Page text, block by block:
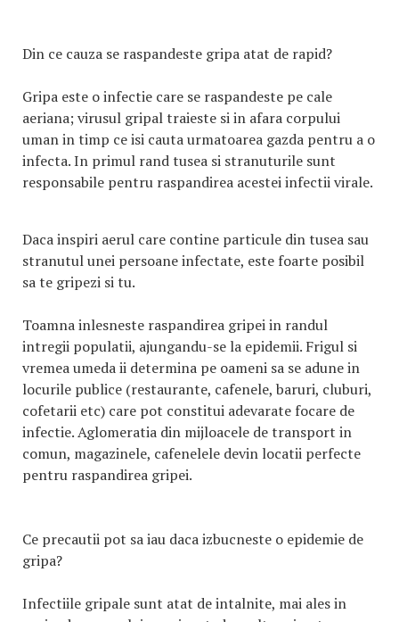
Din ce cauza se raspandeste gripa atat de rapid?
Gripa este o infectie care se raspandeste pe cale
aeriana; virusul gripal traieste si in afara corpului
uman in timp ce isi cauta urmatoarea gazda pentru a o
infecta. In primul rand tusea si stranuturile sunt
responsabile pentru raspandirea acestei infectii virale.
Daca inspiri aerul care contine particule din tusea sau
stranutul unei persoane infectate, este foarte posibil
sa te gripezi si tu.
Toamna inlesneste raspandirea gripei in randul
intregii populatii, ajungandu-se la epidemii. Frigul si
vremea umeda ii determina pe oameni sa se adune in
locurile publice (restaurante, cafenele, baruri, cluburi,
cofetarii etc) care pot constitui adevarate focare de
infectie. Aglomeratia din mijloacele de transport in
comun, magazinele, cafenelele devin locatii perfecte
pentru raspandirea gripei.
Ce precautii pot sa iau daca izbucneste o epidemie de
gripa?
Infectiile gripale sunt atat de intalnite, mai ales in